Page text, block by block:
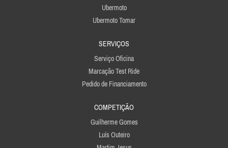
Ubermoto
Ubermoto Tomar
SERVIÇOS
Serviço Oficina
Marcação Test Ride
Pedido de Financiamento
COMPETIÇÃO
Guilherme Gomes
Luís Outeiro